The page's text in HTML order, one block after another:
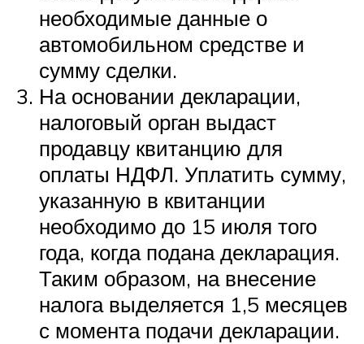
необходимые данные о
автомобильном средстве и
сумму сделки.
На основании декларации,
налоговый орган выдаст
продавцу квитанцию для
оплаты НДФЛ. Уплатить сумму,
указанную в квитанции
необходимо до 15 июля того
года, когда подана декларация.
Таким образом, на внесение
налога выделяется 1,5 месяцев
с момента подачи декларации.